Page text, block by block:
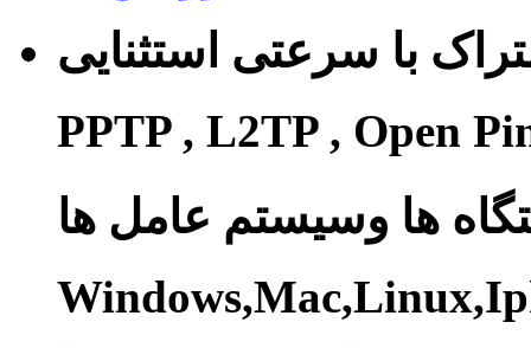
با سرعتی استثنایی
PPTP , L2TP , Open
ها وسیستم عامل ها